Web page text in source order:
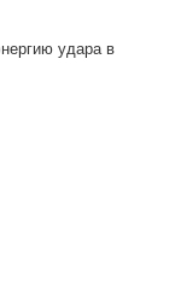
удара в